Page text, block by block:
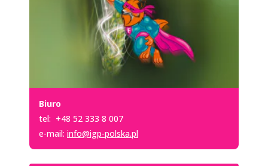
Biuro
tel: +48 52 333 8 007
e-mail: info@igp-polska.pl